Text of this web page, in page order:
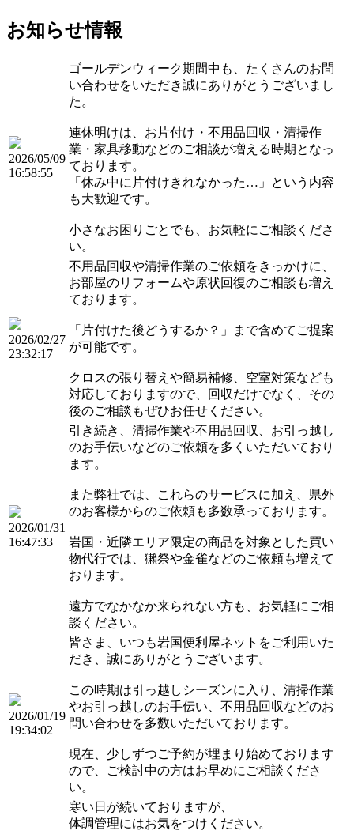
お知らせ情報
2026/05/09
16:58:55
ゴールデンウィーク期間中も、たくさんのお問
い合わせをいただき誠にありがとうございまし
た。
連休明けは、お片付け・不用品回収・清掃作
業・家具移動などのご相談が増える時期となっ
ております。
「休み中に片付けきれなかった…」という内容
も大歓迎です。
小さなお困りごとでも、お気軽にご相談くださ
い。
2026/02/27
23:32:17
不用品回収や清掃作業のご依頼をきっかけに、
お部屋のリフォームや原状回復のご相談も増え
ております。
「片付けた後どうするか？」まで含めてご提案
が可能です。
クロスの張り替えや簡易補修、空室対策なども
対応しておりますので、回収だけでなく、その
後のご相談もぜひお任せください。
2026/01/31
16:47:33
引き続き、清掃作業や不用品回収、お引っ越し
のお手伝いなどのご依頼を多くいただいており
ます。
また弊社では、これらのサービスに加え、県外
のお客様からのご依頼も多数承っております。
岩国・近隣エリア限定の商品を対象とした買い
物代行では、獺祭や金雀などのご依頼も増えて
おります。
遠方でなかなか来られない方も、お気軽にご相
談ください。
2026/01/19
19:34:02
皆さま、いつも岩国便利屋ネットをご利用いた
だき、誠にありがとうございます。
この時期は引っ越しシーズンに入り、清掃作業
やお引っ越しのお手伝い、不用品回収などのお
問い合わせを多数いただいております。
現在、少しずつご予約が埋まり始めております
ので、ご検討中の方はお早めにご相談くださ
い。
寒い日が続いておりますが、
体調管理にはお気をつけください。